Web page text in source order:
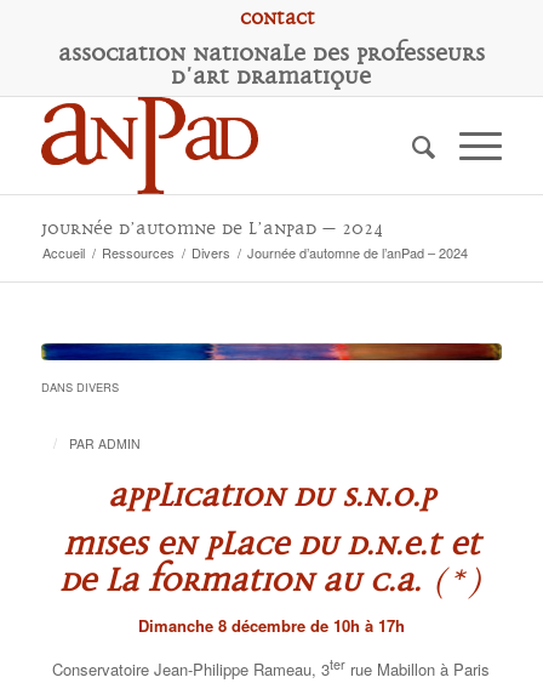
Contact
Association Nationale des Professeurs
d'Art Dramatique
Journée d’automne de l’anPad – 2024
Accueil / Ressources / Divers / Journée d’automne de l’anPad – 2024
DANS DIVERS
/ PAR ADMIN
Application du S.N.O.P
mises en place du D.N.E.T et
de la formation au C.A. (*)
Dimanche 8 décembre de 10h à 17h
Conservatoire Jean-Philippe Rameau, 3ter rue Mabillon à Paris